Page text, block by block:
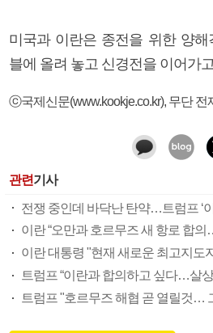
미국과 이란은 종전을 위한 양해
블에 올려 놓고 신경전을 이어가
ⓒ국제신문(www.kookje.co.kr), 무단 전
관련기사
이란 “오만과 호르무즈 새 항로 합
이란 대통령 "현재 새로운 최고지도
트럼프 “이란과 합의하고 싶다…살